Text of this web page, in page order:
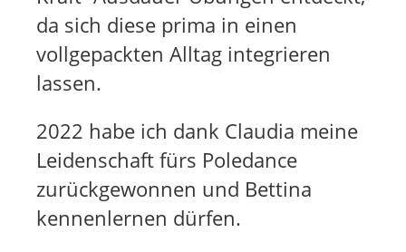
da sich diese prima in einen
vollgepackten Alltag integrieren
lassen.
2022 habe ich dank Claudia meine
Leidenschaft fürs Poledance
zurückgewonnen und Bettina
kennenlernen dürfen.